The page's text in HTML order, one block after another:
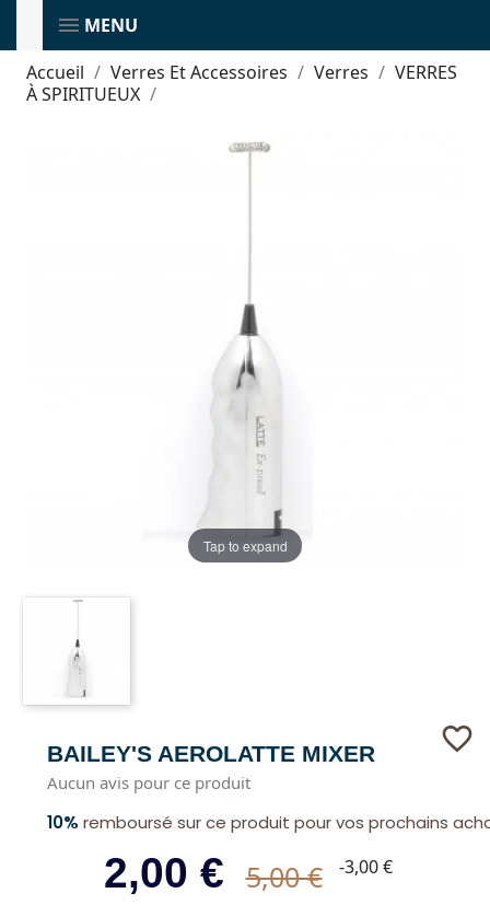
MENU
Accueil
Verres Et Accessoires Verres
VERRES
À SPIRITUEUX
Tap to expand
BAILEY'S AEROLATTE MIXER
Aucun avis pour ce produit
favorite_border
10% remboursé sur ce produit pour vos prochains
2,00 € 5,00 € -3,00 €